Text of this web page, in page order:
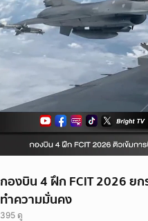
กองบิน 4 ฝึก FCIT 2026 ย
ทำความมั่นคง
395 ดู